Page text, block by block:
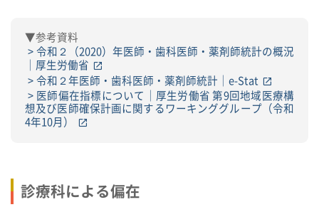
▼参考資料
令和２（2020）年医師・歯科医師・薬剤師統計の概況
｜厚生労働省
令和２年医師・歯科医師・薬剤師統計｜e-Stat
医師偏在指標について｜厚生労働省 第9回地域医療構
想及び医師確保計画に関するワーキンググループ（令和
4年10月）
診療科による偏在